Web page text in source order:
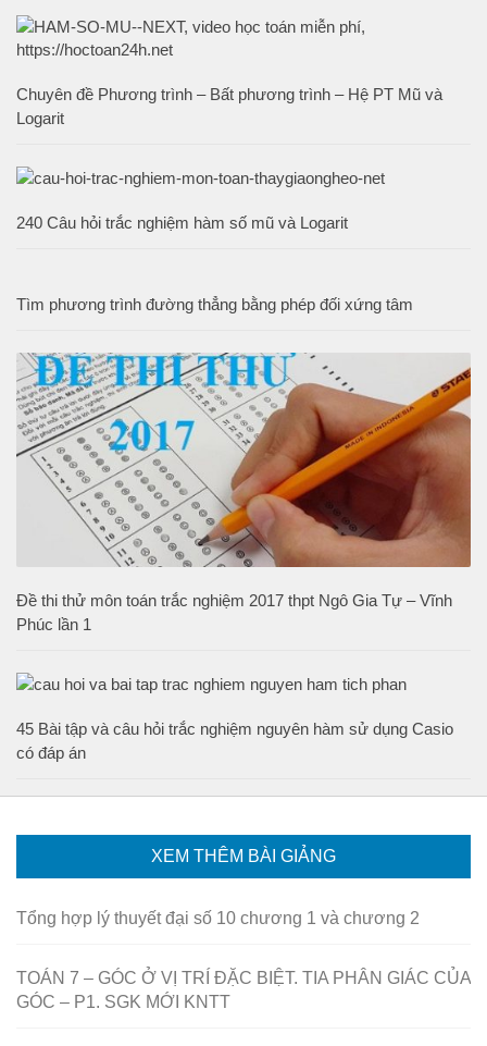
Chuyên đề Phương trình – Bất phương trình – Hệ PT Mũ và
Logarit
240 Câu hỏi trắc nghiệm hàm số mũ và Logarit
Tìm phương trình đường thẳng bằng phép đối xứng tâm
Đề thi thử môn toán trắc nghiệm 2017 thpt Ngô Gia Tự – Vĩnh
Phúc lần 1
45 Bài tập và câu hỏi trắc nghiệm nguyên hàm sử dụng Casio
có đáp án
XEM THÊM BÀI GIẢNG
Tổng hợp lý thuyết đại số 10 chương 1 và chương 2
TOÁN 7 – GÓC Ở VỊ TRÍ ĐẶC BIỆT. TIA PHÂN GIÁC CỦA
GÓC – P1. SGK MỚI KNTT